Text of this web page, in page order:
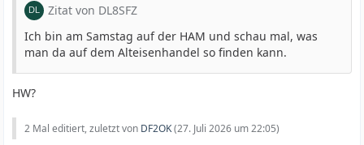
Zitat von DL8SFZ
Ich bin am Samstag auf der HAM und schau mal, was
man da auf dem Alteisenhandel so finden kann.
HW?
2 Mal editiert, zuletzt von DF2OK(27. Juli 2026 um 22:05)